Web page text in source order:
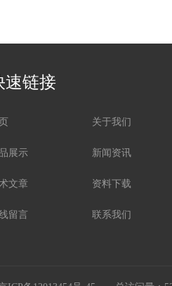
速链接
关于我们
展示 新闻资讯
文章 资料下载
留言 联系我们